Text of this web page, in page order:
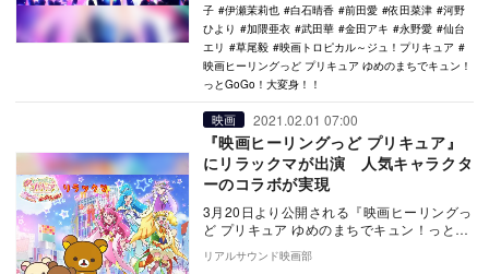
子
伊瀬茉莉也 白石晴香 前田愛 依田菜津
河野
ひより
加隈亜衣 武田華 金田アキ 永野愛
仙台
エリ
草尾毅
映画トロピカル～ジュ！プリキュア
映画ヒーリングっど プリキュア ゆめのまちでキュン！
っとGoGo！大変身！！
映画 2021.02.01 07:00
『映画ヒーリングっど プリキュア』
にリラックマが出演 人気キャラクタ
ーのコラボが実現
3月20日より公開される『映画ヒーリングっ
ど プリキュア ゆめのまちでキュン！っと
GoGo！大変身！！』に、人気キャラクター
の“…
リアルサウンド映画部